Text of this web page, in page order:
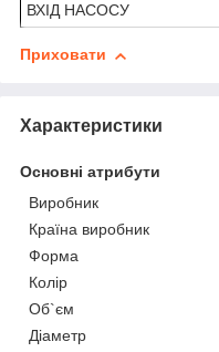
ВХІД НАСОСУ
Приховати
Характеристики
Основні атрибути
Виробник
Країна виробник
Форма
Колір
Об`єм
Діаметр